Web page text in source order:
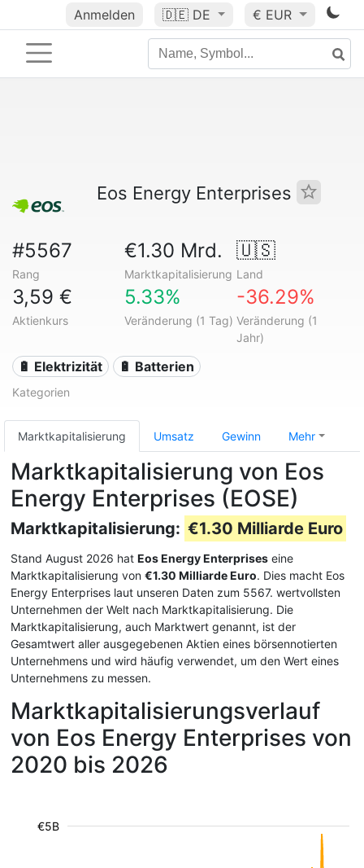
Anmelden 🇩🇪 DE € EUR
Eos Energy Enterprises
#5567
Rang
€1.30 Mrd.
Marktkapitalisierung
🇺🇸
Land
3,59 €
Aktienkurs
5.33%
Veränderung (1 Tag)
-36.29%
Veränderung (1
Jahr)
🔋 Elektrizität 🔋 Batterien
Kategorien
Marktkapitalisierung Umsatz Gewinn Mehr
Marktkapitalisierung von Eos
Energy Enterprises (EOSE)
Marktkapitalisierung: €1.30 Milliarde Euro
Stand August 2026 hat Eos Energy Enterprises eine
Marktkapitalisierung von €1.30 Milliarde Euro. Dies macht Eos
Energy Enterprises laut unseren Daten zum 5567. wertvollsten
Unternehmen der Welt nach Marktkapitalisierung. Die
Marktkapitalisierung, auch Marktwert genannt, ist der
Gesamtwert aller ausgegebenen Aktien eines börsennotierten
Unternehmens und wird häufig verwendet, um den Wert eines
Unternehmens zu messen.
Marktkapitalisierungsverlauf
von Eos Energy Enterprises von
2020 bis 2026
€5B